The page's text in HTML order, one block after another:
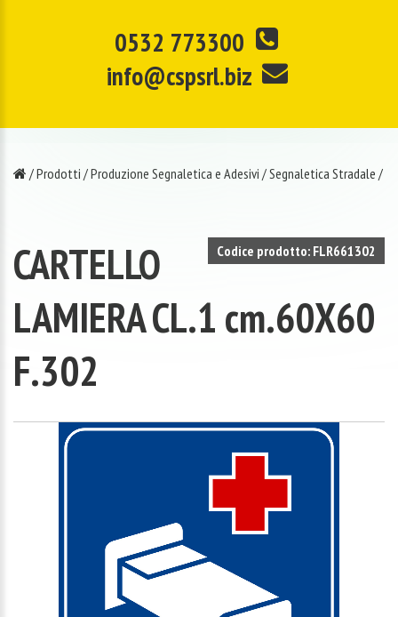
0532 773300
info@cspsrl.biz
/Prodotti /Produzione Segnaletica e Adesivi /Segnaletica Stradale /
Codice prodotto: FLR661302
CARTELLO
LAMIERA CL.1 cm.60X60
F.302